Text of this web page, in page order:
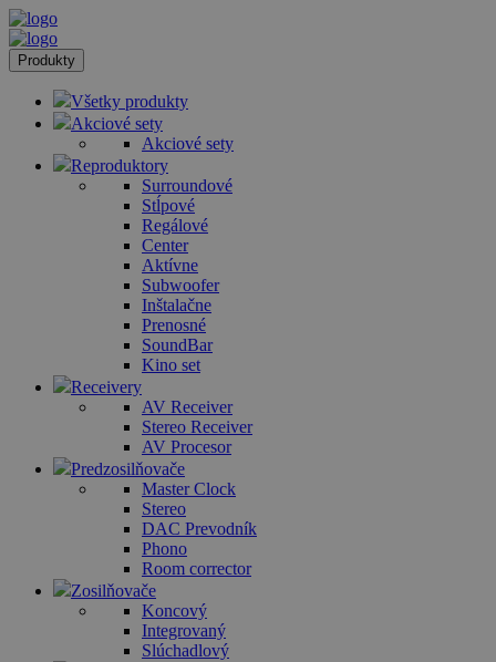
Produkty
Všetky produkty
Akciové sety
Akciové sety
Reproduktory
Surroundové
Stĺpové
Regálové
Center
Aktívne
Subwoofer
Inštalačne
Prenosné
SoundBar
Kino set
Receivery
AV Receiver
Stereo Receiver
AV Procesor
Predzosilňovače
Master Clock
Stereo
DAC Prevodník
Phono
Room corrector
Zosilňovače
Koncový
Integrovaný
Slúchadlový